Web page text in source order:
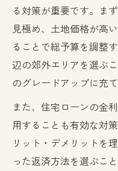
る対策が重要です。ま
見極め、土地価格が高
ることで総予算を調整
辺の郊外エリアを選ぶ
のグレードアップに充
また、住宅ローンの金
用することも有効な対
リット・デメリットを
った返済方法を選ぶこ